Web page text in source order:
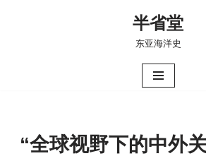
半省堂
东亚海洋史
“全球视野下的中外